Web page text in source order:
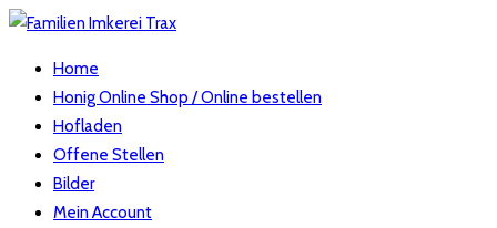
Home
Honig Online Shop / Online bestellen
Hofladen
Offene Stellen
Bilder
Mein Account